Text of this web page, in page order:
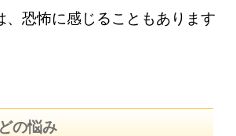
、恐怖に感じることもあります
の悩み